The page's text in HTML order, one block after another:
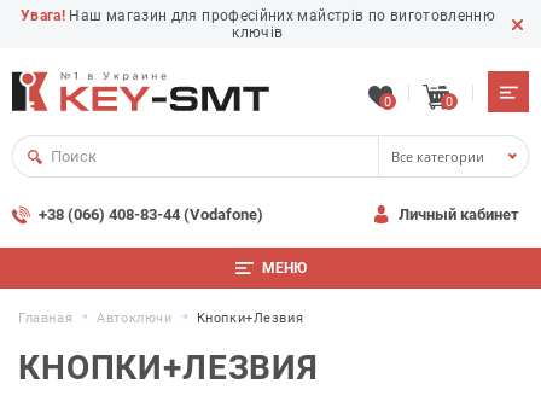
Увага! Наш магазин для професійних майстрів по виготовленню
ключів
0 0
Все категории
+38 (066) 408-83-44 (Vodafone) Личный кабинет
МЕНЮ
Главная Автоключи Кнопки+лезвия
КНОПКИ+ЛЕЗВИЯ